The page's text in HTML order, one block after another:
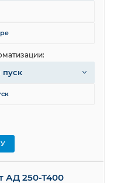
пуск
АД 250-Т400